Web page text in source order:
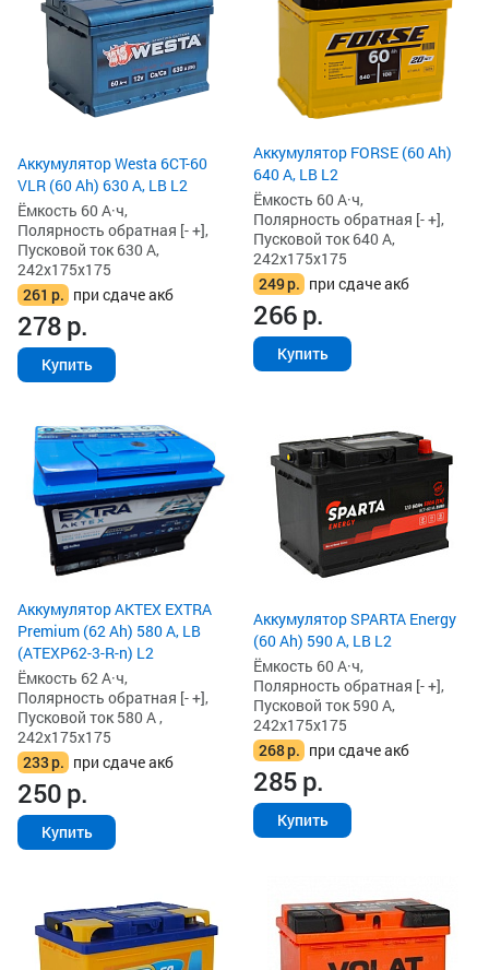
Аккумулятор Westa 6СТ-60
VLR (60 Ah) 630 А, LB L2
Ёмкость 60 А·ч,
Полярность обратная [- +],
Пусковой ток 630 А,
242x175x175
261 р. при сдаче акб
278р.
Купить
Аккумулятор FORSE (60 Ah)
640 А, LB L2
Ёмкость 60 А·ч,
Полярность обратная [- +],
Пусковой ток 640 А,
242x175x175
249р. при сдаче акб
266р.
Купить
Аккумулятор AKTEX EXTRA
Premium (62 Ah) 580 А, LB
(ATEXP62-3-R-n) L2
Ёмкость 62 А·ч,
Полярность обратная [- +],
Пусковой ток 580 А ,
242x175x175
233р. при сдаче акб
250р.
Купить
Аккумулятор SPARTA Energy
(60 Ah) 590 А, LB L2
Ёмкость 60 А·ч,
Полярность обратная [- +],
Пусковой ток 590 А,
242x175x175
268р. при сдаче акб
285р.
Купить